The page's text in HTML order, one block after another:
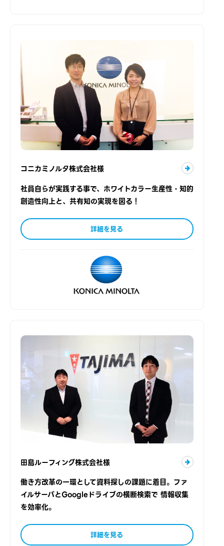
コニカミノルタ株式会社様
社員自らが実践する事で、ホワイトカラー生産性・知的
創造性向上と、共有知の実現を図る！
詳細を見る
田島ルーフィング株式会社様
働き方改革の一環として資料探しの課題に着目。ファ
イルサーバとGoogleドライブの横断検索で 情報収集
を効率化。
詳細を見る